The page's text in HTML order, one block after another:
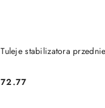
Tuleje stabilizatora
Cena:
72.77
DO